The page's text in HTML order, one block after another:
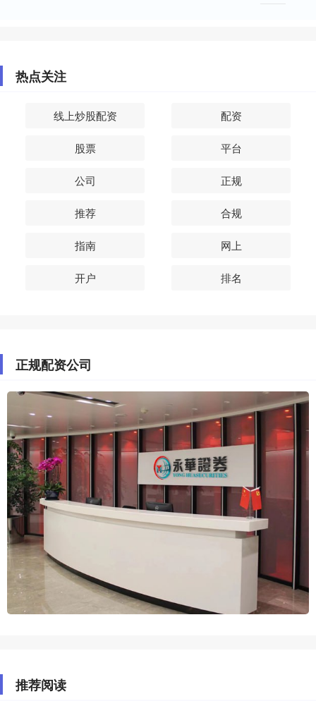
热点关注
线上炒股配资 配资
股票 平台
公司 正规
推荐 合规
指南 网上
开户 排名
正规配资公司
推荐阅读